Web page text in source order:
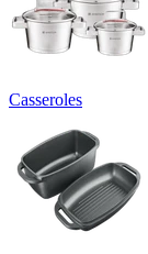
Casseroles